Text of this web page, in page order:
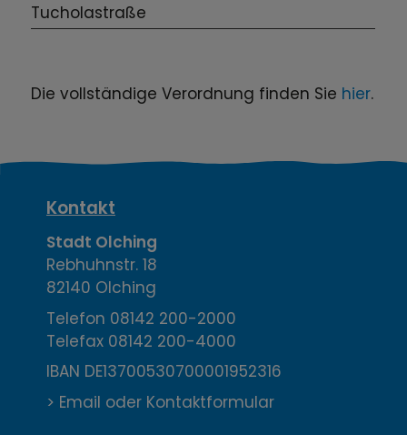
Tucholastraße
Die vollständige Verordnung finden Sie hier.
K
o
n
t
a
k
Kontakt
Stadt Olching
Rebhuhnstr. 18
82140 Olching
Telefon 08142 200-2000
Telefax 08142 200-4000
IBAN DE13700530700001952316
> Email oder Kontaktformular